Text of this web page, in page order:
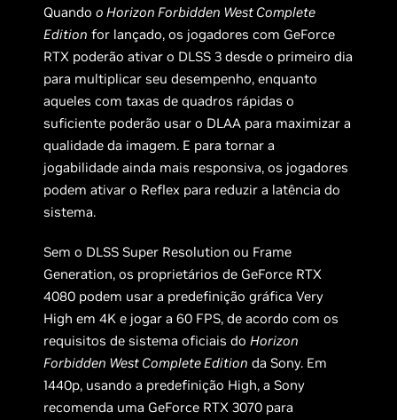
Quandoo Horizon Forbidden West Complete
Edition for lançado, os jogadores com GeForce
RTX poderão ativar o DLSS 3 desde o primeiro dia
para multiplicar seu desempenho, enquanto
aqueles com taxas de quadros rápidas o
suficiente poderão usar o DLAA para maximizar a
qualidade da imagem. E para tornar a
jogabilidade ainda mais responsiva, os jogadores
podem ativar o Reflex para reduzir a latência do
sistema.
Sem o DLSS Super Resolution ou Frame
Generation, os proprietários de GeForce RTX
4080 podem usar a predefinição gráfica Very
High em 4K e jogar a 60 FPS, de acordo com os
requisitos de sistema oficiais doHorizon
Forbidden West Complete Edition da Sony. Em
1440p, usando a predefinição High, a Sony
recomenda uma GeForce RTX 3070 para